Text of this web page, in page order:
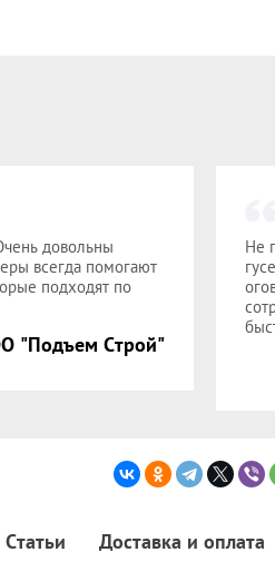
довольны
всегда помогают
подходят по
"Подъем Строй"
Не
Статьи Доставка и оплата